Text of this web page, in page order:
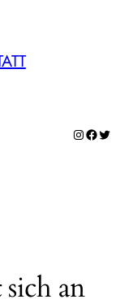
Instagram
an